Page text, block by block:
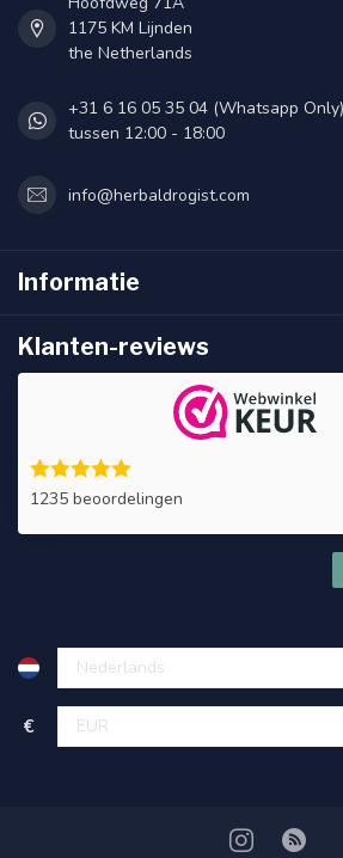
1175 KM Lijnden
the Netherlands
+31 6 16 05 35 04 (Whatsapp
tussen 12:00 - 18:00
info@herbaldrogist.com
Informatie
Klanten-reviews
1235 beoordelingen
€